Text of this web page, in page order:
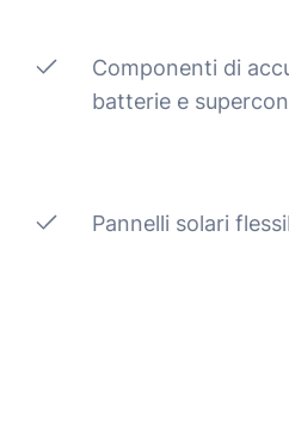
Componenti di
batterie e
Pannelli solari